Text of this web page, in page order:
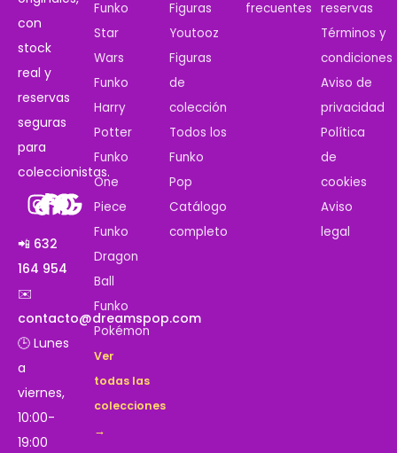
con
stock
real y
reservas
seguras
para
coleccionistas.
📲 632
164 954
✉️
contacto@dreamspop.com
🕒 Lunes
a
viernes,
10:00-
19:00
Funko
Star
Wars
Funko
Harry
Potter
Funko
One
Piece
Funko
Dragon
Ball
Funko
Pokémon
Ver
todas las
colecciones
→
Figuras
Youtooz
Figuras
de
colección
Todos los
Funko
Pop
Catálogo
completo
frecuentes reservas
Términos y
condiciones
Aviso de
privacidad
Política
de
cookies
Aviso
legal